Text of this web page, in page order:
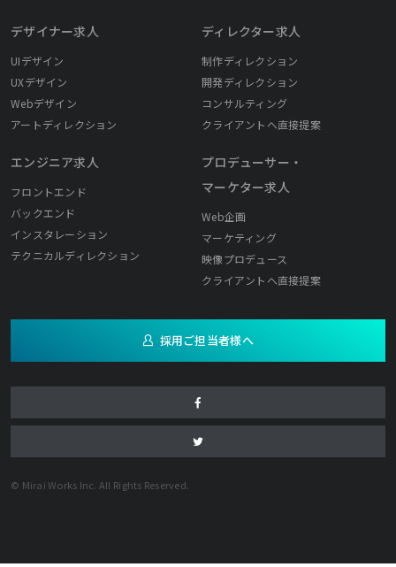
デザイナー求人
UIデザイン
UXデザイン
Webデザイン
アートディレクション
エンジニア求人
フロントエンド
バックエンド
インスタレーション
テクニカルディレクション
ディレクター求人
制作ディレクション
開発ディレクション
コンサルティング
クライアントへ直接提案
プロデューサー・
マーケター求人
Web企画
マーケティング
映像プロデュース
クライアントへ直接提案
採用ご担当者様へ
© Mirai Works Inc. All Rights Reserved.